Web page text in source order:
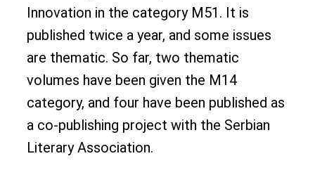
Innovation in the category M51. It is
published twice a year, and some issues
are thematic. So far, two thematic
volumes have been given the M14
category, and four have been published as
a co-publishing project with the Serbian
Literary Association.